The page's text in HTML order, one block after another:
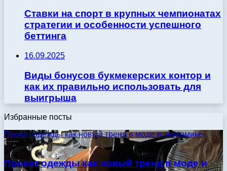
Ставки на спорт в крупных чемпионатах
стратегии и особенности успешного
беттинга
16.09.2025
Виды бонусов букмекерских контор и
как их правильно использовать для
выигрыша
Избранные посты
Прокат одежды как новый тренд в моде и экономике
30.09.2024
Прокат одежды как новый тренд в моде и